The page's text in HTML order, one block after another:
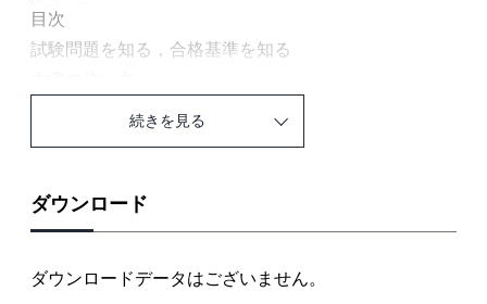
目次
試験問題を知る，合格基準を知る
1章 データの収集と計算
1.1 品質管理とデータ
1.3 基本統計量の概要
続きを見る
ダウンロード
ダウンロードデータはございません。